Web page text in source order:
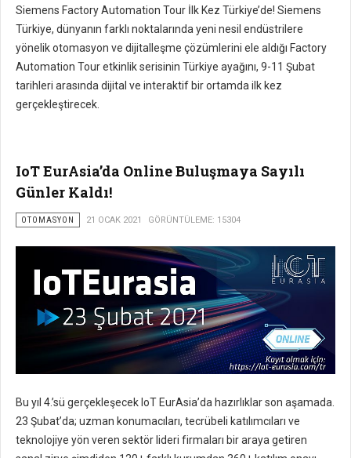
Siemens Factory Automation Tour İlk Kez Türkiye’de! Siemens
Türkiye, dünyanın farklı noktalarında yeni nesil endüstrilere
yönelik otomasyon ve dijitalleşme çözümlerini ele aldığı Factory
Automation Tour etkinlik serisinin Türkiye ayağını, 9-11 Şubat
tarihleri arasında dijital ve interaktif bir ortamda ilk kez
gerçekleştirecek.
IoT EurAsia’da Online Buluşmaya Sayılı
Günler Kaldı!
OTOMASYON 21 OCAK 2021 GÖRÜNTÜLEME: 15304
Bu yıl 4.’sü gerçekleşecek IoT EurAsia’da hazırlıklar son aşamada.
23 Şubat’da; uzman konumacıları, tecrübeli katılımcıları ve
teknolojiye yön veren sektör lideri firmaları bir araya getiren